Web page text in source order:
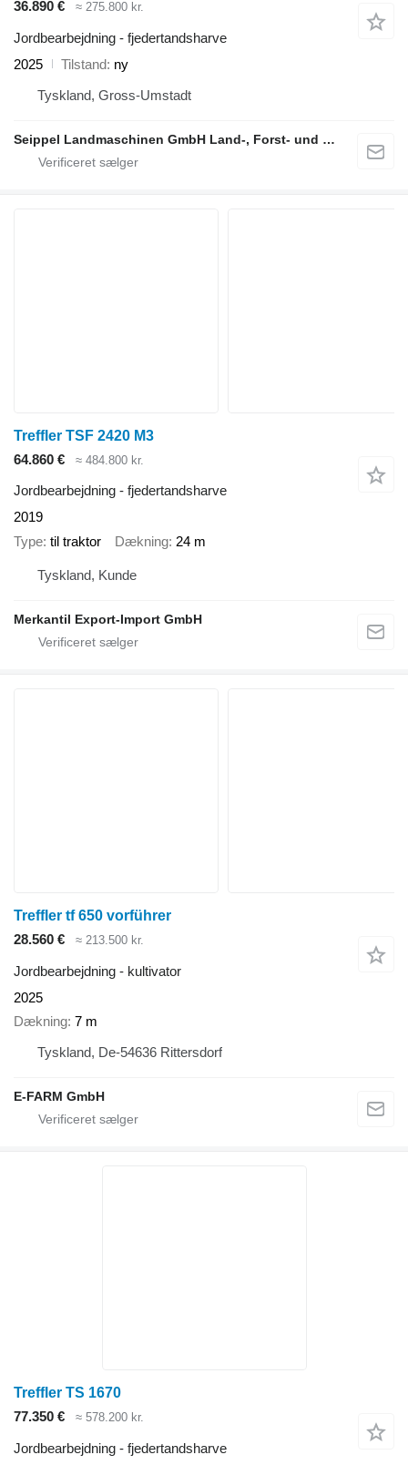
36.890 € ≈ 275.800 kr.
Jordbearbejdning - fjedertandsharve
2025
Tilstand ny
Tyskland, Gross-Umstadt
Seippel Landmaschinen GmbH Land-, Forst- und Gartentechnik
Treffler TSF 2420 M3
64.860 €
≈ 484.800 kr.
Jordbearbejdning - fjedertandsharve
2019
Type til traktor Dækning 24 m
Tyskland, Kunde
Merkantil Export-Import GmbH
Treffler tf 650 vorführer
28.560 €
≈ 213.500 kr.
Jordbearbejdning - kultivator
2025
Dækning 7 m
Tyskland, De-54636 Rittersdorf
E-FARM GmbH
Treffler TS 1670
77.350 €
≈ 578.200 kr.
Jordbearbejdning - fjedertandsharve